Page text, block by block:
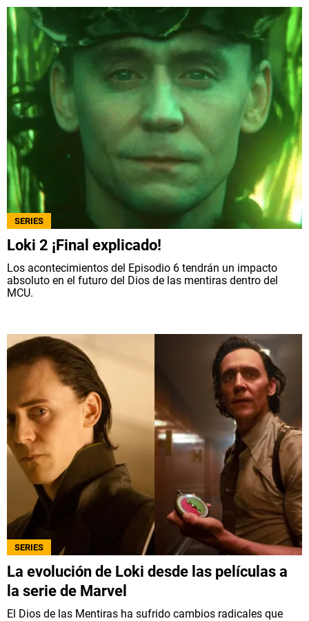
SERIES
Loki 2 ¡Final explicado!
Los acontecimientos del Episodio 6 tendrán un impacto
absoluto en el futuro del Dios de las mentiras dentro del
MCU.
SERIES
La evolución de Loki desde las películas a
la serie de Marvel
El Dios de las Mentiras ha sufrido cambios radicales que